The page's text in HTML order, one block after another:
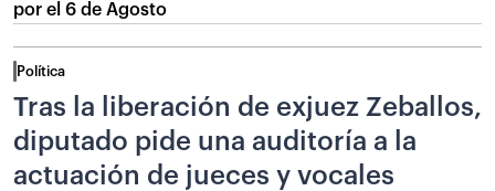
por el 6 de Agosto
Política
Tras la liberación de exjuez Zeballos,
diputado pide una auditoría a la
actuación de jueces y vocales